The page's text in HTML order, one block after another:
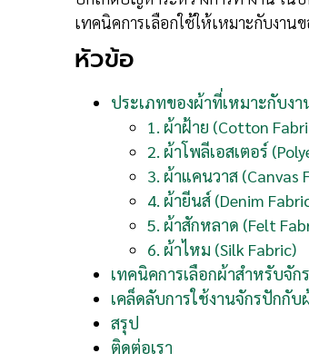
เทคนิคการเลือกใช้ให้เหมาะกับงาน
หัวข้อ
ประเภทของผ้าที่เหมาะกับงา
1. ผ้าฝ้าย (Cotton
2. ผ้าโพลีเอสเตอร์
3. ผ้าแคนวาส (Canvas
4. ผ้ายีนส์ (Denim
5. ผ้าสักหลาด (Felt
6. ผ้าไหม (Silk Fabric)
เทคนิคการเลือกผ้าสำหรับจัก
เคล็ดลับการใช้งานจักรปักกับ
สรุป
ติดต่อเรา